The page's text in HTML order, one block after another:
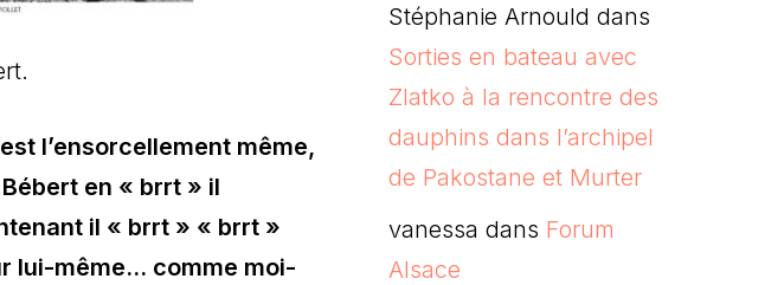
l’ensorcellement même,
en « brrt » il
il « brrt » « brrt »
lui-même… comme moi-
Stéphanie Arnould dans
Sorties en bateau avec
Zlatko à la rencontre des
dauphins dans l’archipel
de Pakostane et Murter
vanessa dans Forum
Alsace